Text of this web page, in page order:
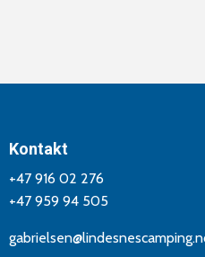
Kontakt
+47 916 02 276
+47 959 94 505